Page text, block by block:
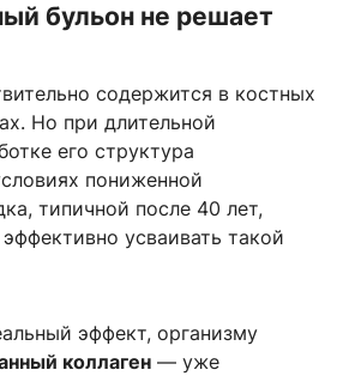
бульон не решает
содержится в костных
Но при длительной
его структура
пониженной
типичной после 40 лет,
усваивать такой
эффект, организму
коллаген — уже